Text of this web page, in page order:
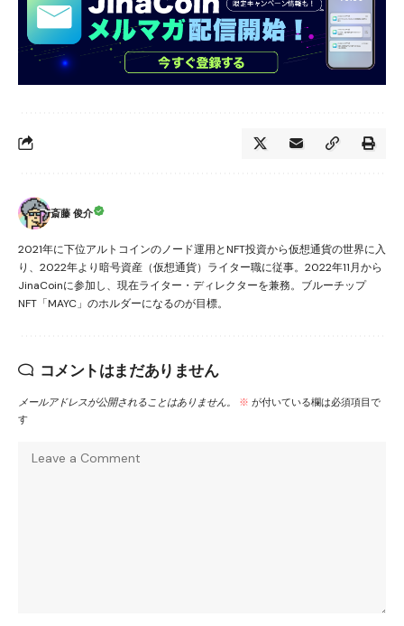
斎藤 俊介
2021年に下位アルトコインのノード運用とNFT投資から仮想通貨の世界に入
り、2022年より暗号資産（仮想通貨）ライター職に従事。2022年11月から
JinaCoinに参加し、現在ライター・ディレクターを兼務。ブルーチップ
NFT「MAYC」のホルダーになるのが目標。
コメントはまだありません
メールアドレスが公開されることはありません。 ※ が付いている欄は必須項目で
す